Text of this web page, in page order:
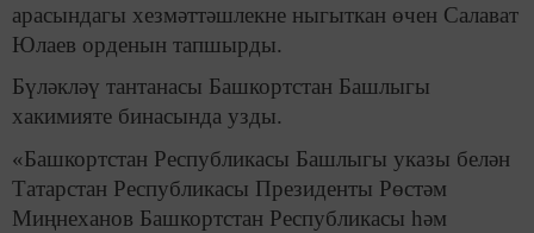
арасындагы хезмәттәшлекне ныгыткан өчен Салават
Юлаев орденын тапшырды.
Бүләкләү тантанасы Башкортстан Башлыгы
хакимияте бинасында узды.
«Башкортстан Республикасы Башлыгы указы белән
Татарстан Республикасы Президенты Рөстәм
Миңнеханов Башкортстан Республикасы һәм